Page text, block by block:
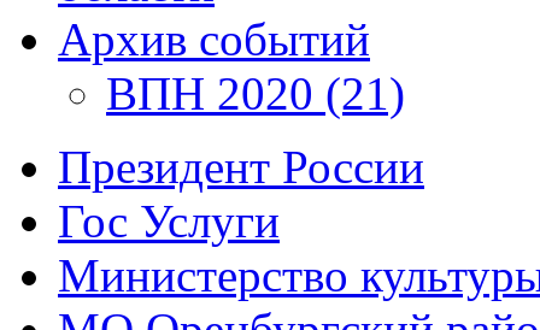
Архив событий
ВПН 2020 (21)
Президент России
Гос Услуги
Министерство